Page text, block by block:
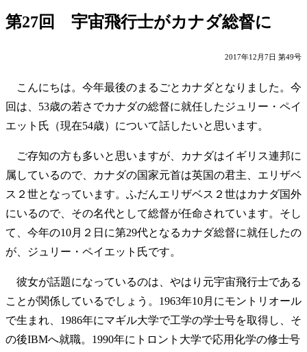
第27回 宇宙飛行士がカナダ総督に
2017年12月7日 第49号
こんにちは。今年最後のまるごとカナダとなりました。今
回は、53歳の若さでカナダの総督に就任したジュリー・ペイ
エット氏（現在54歳）について話したいと思います。
ご存知の方も多いと思いますが、カナダはイギリス連邦に
属しているので、カナダの国家元首は英国の君主、エリザベ
ス２世となっています。ふだんエリザベス２世はカナダ国外
にいるので、その名代として総督が任命されています。そし
て、今年の10月２日に第29代となるカナダ総督に就任したの
が、ジュリー・ペイエット氏です。
彼女が話題になっているのは、やはり元宇宙飛行士である
ことが関係しているでしょう。1963年10月にモントリオール
で生まれ、1986年にマギル大学で工学の学士号を取得し、そ
の後IBMへ就職。1990年にトロント大学で応用化学の修士号